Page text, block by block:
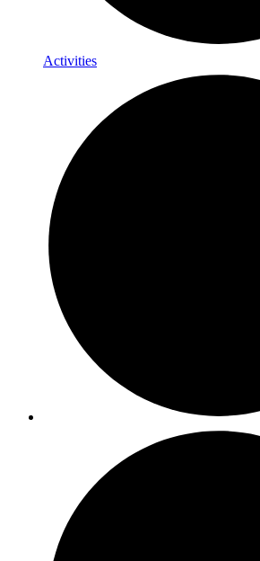
Activities